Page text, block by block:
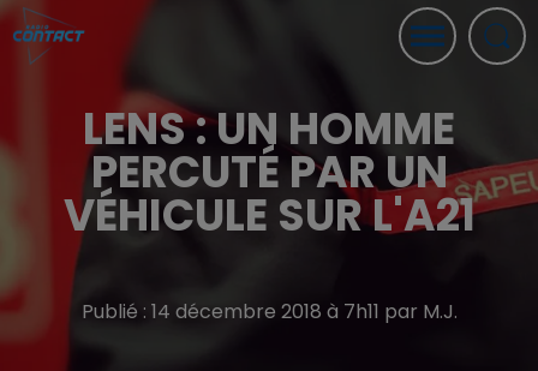
LENS : UN HOMME
PERCUTÉ PAR UN
VÉHICULE SUR L'A21
Publié : 14 décembre 2018 à 7h11 par M.J.